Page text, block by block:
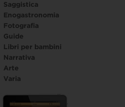
Saggistica
Enogastronomia
Fotografia
Guide
Libri per bambini
Narrativa
Arte
Varia